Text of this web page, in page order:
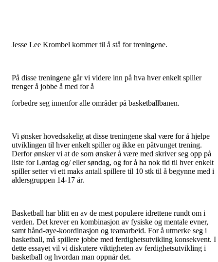
Jesse Lee Krombel kommer til å stå for treningene.
På disse treningene går vi videre inn på hva hver enkelt spiller
trenger å jobbe å med for å
forbedre seg innenfor alle områder på basketballbanen.
Vi ønsker hovedsakelig at disse treningene skal være for å hjelpe
utviklingen til hver enkelt spiller og ikke en påtvunget trening.
Derfor ønsker vi at de som ønsker å være med skriver seg opp på
liste for Lørdag og/ eller søndag, og for å ha nok tid til hver enkelt
spiller setter vi ett maks antall spillere til 10 stk til å begynne med i
aldersgruppen 14-17 år.
Basketball har blitt en av de mest populære idrettene rundt om i
verden. Det krever en kombinasjon av fysiske og mentale evner,
samt hånd-øye-koordinasjon og teamarbeid. For å utmerke seg i
basketball, må spillere jobbe med ferdighetsutvikling konsekvent. I
dette essayet vil vi diskutere viktigheten av ferdighetsutvikling i
basketball og hvordan man oppnår det.